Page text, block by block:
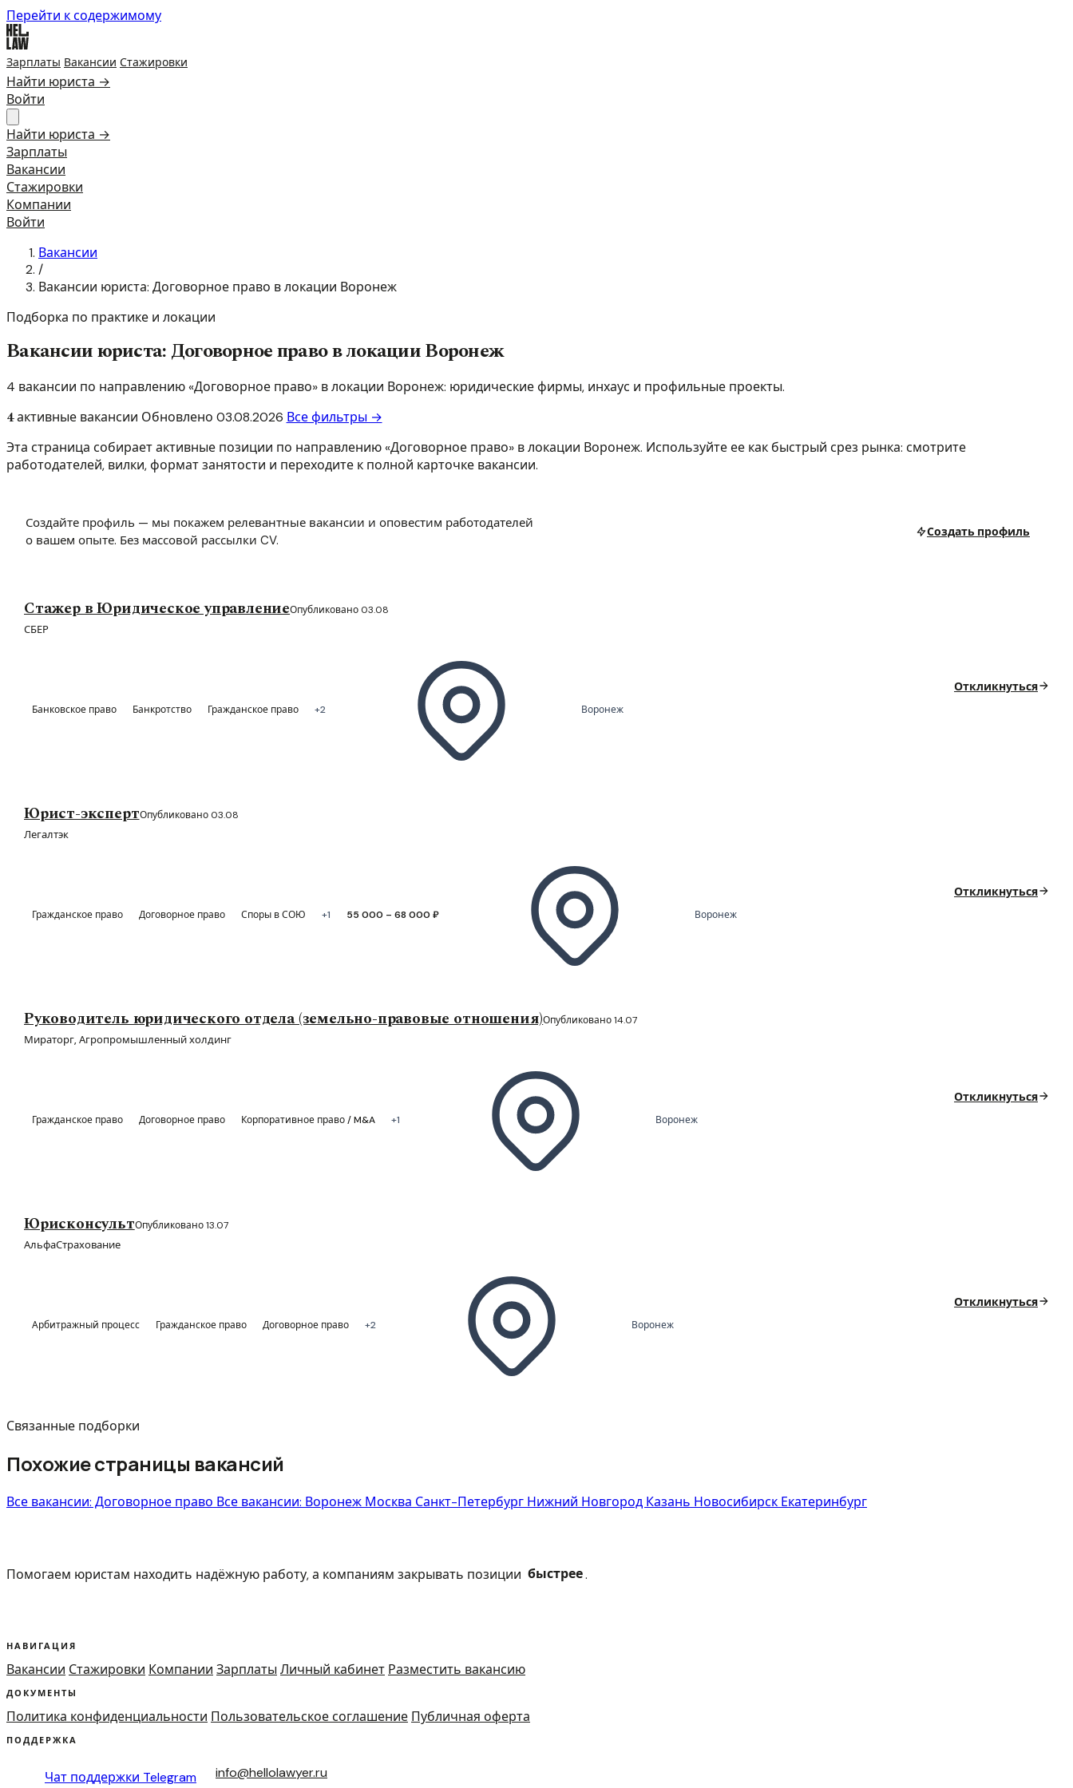
Перейти к содержимому
Зарплаты Вакансии Стажировки
Найти юриста →
Войти
Найти юриста →
Зарплаты
Вакансии
Стажировки
Компании
Войти
Вакансии
/
Вакансии юриста: Договорное право в локации Воронеж
Подборка по практике и локации
Вакансии юриста: Договорное право в локации Воронеж
4 вакансии по направлению «Договорное право» в локации Воронеж: юридические фирмы, инхаус и профильные проекты.
4 активные вакансии Обновлено 03.08.2026 Все фильтры →
Эта страница собирает активные позиции по направлению «Договорное право» в локации Воронеж. Используйте ее как быстрый срез рынка: смотрите
работодателей, вилки, формат занятости и переходите к полной карточке вакансии.
Создайте профиль — мы покажем релевантные вакансии и оповестим работодателей
о вашем опыте. Без массовой рассылки CV.
Создать профиль
Стажер в Юридическое управлениеОпубликовано 03.08
СБЕР
Банковское право Банкротство Гражданское право +2 Воронеж
Откликнуться
Юрист-экспертОпубликовано 03.08
Легалтэк
Гражданское право Договорное право Споры в СОЮ +1 55 000 – 68 000 ₽ Воронеж
Откликнуться
Руководитель юридического отдела (земельно-правовые отношения)Опубликовано 14.07
Мираторг, Агропромышленный холдинг
Гражданское право Договорное право Корпоративное право / M&A +1 Воронеж
Откликнуться
ЮрисконсультОпубликовано 13.07
АльфаСтрахование
Арбитражный процесс Гражданское право Договорное право +2 Воронеж
Откликнуться
Связанные подборки
Похожие страницы вакансий
Все вакансии: Договорное право Все вакансии: Воронеж Москва Санкт-Петербург Нижний Новгород Казань Новосибирск Екатеринбург
Помогаем юристам находить надёжную работу, а компаниям закрывать позиции быстрее.
НАВИГАЦИЯ
Вакансии Стажировки Компании Зарплаты Личный кабинет Разместить вакансию
ДОКУМЕНТЫ
Политика конфиденциальности Пользовательское соглашение Публичная оферта
ПОДДЕРЖКА
Чат поддержки Telegram info@hellolawyer.ru